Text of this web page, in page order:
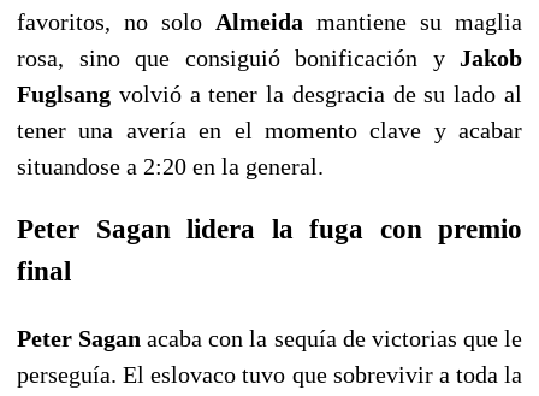
favoritos, no solo Almeida mantiene su maglia
rosa, sino que consiguió bonificación y Jakob
Fuglsang volvió a tener la desgracia de su lado al
tener una avería en el momento clave y acabar
situandose a 2:20 en la general.
Peter Sagan lidera la fuga con premio
final
Peter Sagan acaba con la sequía de victorias que le
perseguía. El eslovaco tuvo que sobrevivir a toda la